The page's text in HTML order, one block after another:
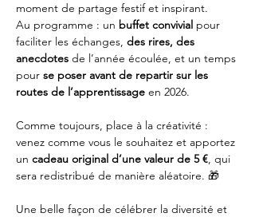
moment de partage festif et inspirant.
Au programme : un buffet convivial pour
faciliter les échanges, des rires, des
anecdotes de l’année écoulée, et un temps
pour se poser avant de repartir sur les
routes de l’apprentissage en 2026.
Comme toujours, place à la créativité :
venez comme vous le souhaitez et apportez
un cadeau original d’une valeur de 5 €, qui
sera redistribué de manière aléatoire. 🎁
Une belle façon de célébrer la diversité et